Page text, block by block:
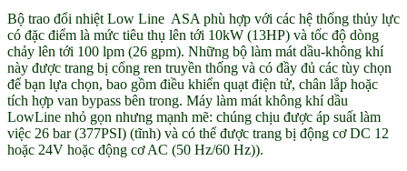
Bộ trao đổi nhiệt Low Line ASA phù hợp với các hệ thống thủy lực
có đặc điểm là mức tiêu thụ lên tới 10kW (13HP) và tốc độ dòng
chảy lên tới 100 lpm (26 gpm). Những bộ làm mát dầu-không khí
này được trang bị cổng ren truyền thống và có đầy đủ các tùy chọn
để bạn lựa chọn, bao gồm điều khiển quạt điện tử, chân lắp hoặc
tích hợp van bypass bên trong. Máy làm mát không khí dầu
LowLine nhỏ gọn nhưng mạnh mẽ: chúng chịu được áp suất làm
việc 26 bar (377PSI) (tĩnh) và có thể được trang bị động cơ DC 12
hoặc 24V hoặc động cơ AC (50 Hz/60 Hz)).